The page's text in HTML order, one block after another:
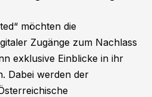
möchten die
Zugänge zum Nachlass
exklusive Einblicke in ihr
Dabei werden der